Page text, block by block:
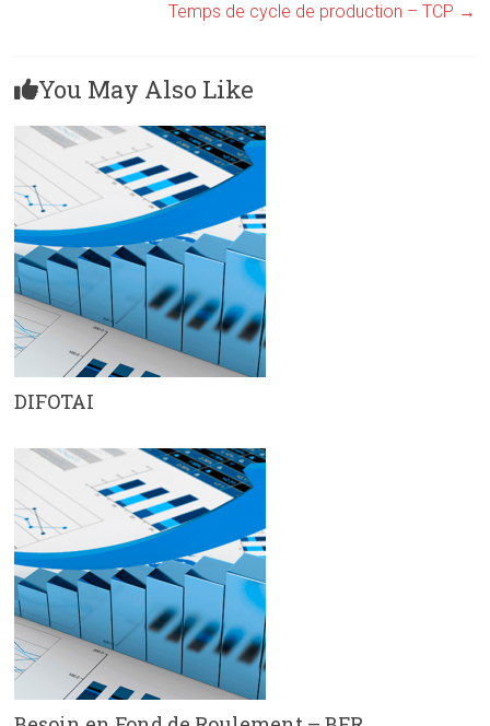
Temps de cycle de production – TCP →
You May Also Like
DIFOTAI